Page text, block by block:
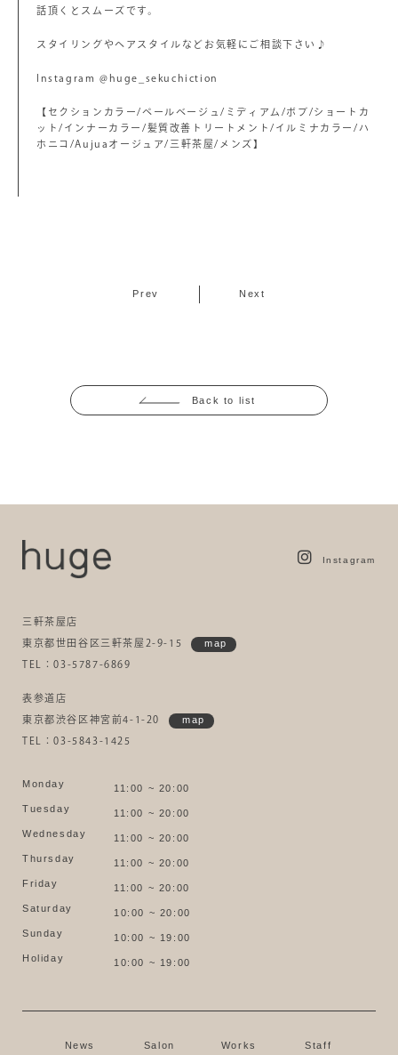
話頂くとスムーズです。
スタイリングやヘアスタイルなどお気軽にご相談下さい♪
Instagram @huge_sekuchiction
【セクションカラー/ペールベージュ/ミディアム/ボブ/ショートカ
ット/インナーカラー/髪質改善トリートメント/イルミナカラー/ハ
ホニコ/Aujuaオージュア/三軒茶屋/メンズ】
Prev Next
Back to list
Instagram
三軒茶屋店
東京都世田谷区三軒茶屋2-9-15 map
TEL：03-5787-6869
表参道店
東京都渋谷区神宮前4-1-20 map
TEL：03-5843-1425
Monday
11:00 ~ 20:00
Tuesday
11:00 ~ 20:00
Wednesday
11:00 ~ 20:00
Thursday
11:00 ~ 20:00
Friday
11:00 ~ 20:00
Saturday
10:00 ~ 20:00
Sunday
10:00 ~ 19:00
Holiday
10:00 ~ 19:00
News Salon Works Staff